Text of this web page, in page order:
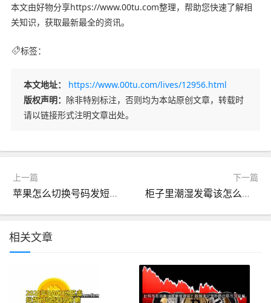
本文由好物分享https://www.00tu.com整理，帮助您快速了解相
关知识，获取最新最全的资讯。
标签：
本文地址：
https://www.00tu.com/lives/12956.html
版权声明： 除非特别标注，否则均为本站原创文章，转载时
请以链接形式注明文章出处。
上一篇
苹果怎么切换号码发短信（苹果怎么切换号码发短信给已经发过短信的人）
下一篇
柜子里潮湿发霉该怎么办（柜子里潮湿发霉该怎么办小妙招）
相关文章